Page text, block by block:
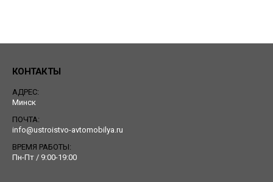
КОНТАКТЫ
АДРЕС:
Минск
ПОЧТА:
info@ustroistvo-avtomobilya.ru
ВРЕМЯ РАБОТЫ:
Пн-Пт / 9:00-19:00